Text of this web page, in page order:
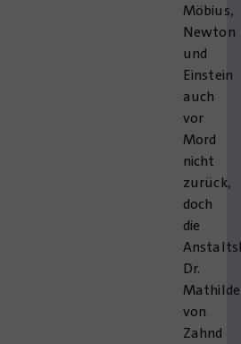
Möbius,
Newton
und
Einstein
auch
vor
Mord
nicht
zurück,
doch
die
Dr.
Mathilde
von
Zahnd